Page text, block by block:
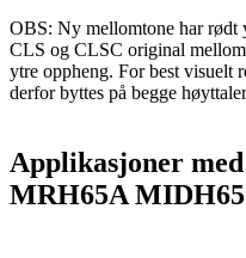
OBS: Ny mellomtone har rødt
CLS og CLSC original
ytre oppheng. For best visuelt
derfor byttes på begge
Applikasjoner
MRH65A